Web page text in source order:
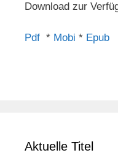
Download zur
Pdf * Mobi * Epub
Aktuelle Titel